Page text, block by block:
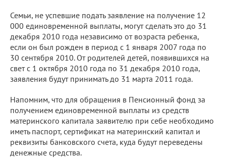
Семьи, не успевшие подать заявление на получение 12
000 единовременной выплаты, могут сделать это до 31
декабря 2010 года независимо от возраста ребенка,
если он был рожден в период с 1 января 2007 года по
30 сентября 2010. От родителей детей, появившихся на
свет с 1 октября 2010 года по 31 декабря 2010 года,
заявления будут принимать до 31 марта 2011 года.
Напомним, что для обращения в Пенсионный фонд за
получением единовременной выплаты из средств
материнского капитала заявителю при себе необходимо
иметь паспорт, сертификат на материнский капитал и
реквизиты банковского счета, куда будут переведены
денежные средства.